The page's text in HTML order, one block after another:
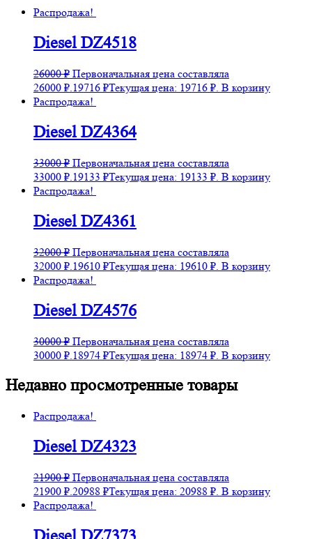
Распродажа!
Diesel DZ4518
26000₽ Первоначальная цена составляла
26000 ₽.19716 ₽Текущая цена: 19716 ₽. В корзину
Распродажа!
Diesel DZ4364
33000₽ Первоначальная цена составляла
33000 ₽.19133 ₽Текущая цена: 19133 ₽. В корзину
Распродажа!
Diesel DZ4361
32000₽ Первоначальная цена составляла
32000 ₽. 19610 ₽Текущая цена: 19610 ₽. В корзину
Распродажа!
Diesel DZ4576
30000₽ Первоначальная цена составляла
30000 ₽. 18974 ₽Текущая цена: 18974 ₽. В корзину
Недавно просмотренные товары
Распродажа!
Diesel DZ4323
21900₽ Первоначальная цена составляла
21900 ₽.20988 ₽Текущая цена: 20988 ₽. В корзину
Распродажа!